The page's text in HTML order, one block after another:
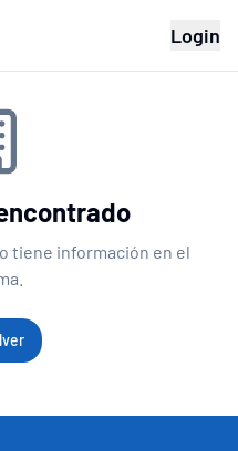
Login
tiene información en el